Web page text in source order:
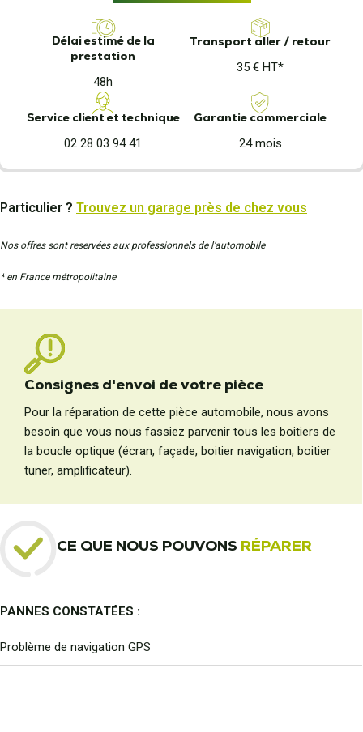
Délai estimé de la
prestation
48h
Transport aller / retour
35 € HT*
Service client et technique
02 28 03 94 41
Garantie commerciale
24 mois
Particulier ? Trouvez un garage près de chez vous
Nos offres sont reservées aux professionnels de l’automobile
* en France métropolitaine
Consignes d'envoi de votre pièce
Pour la réparation de cette pièce automobile, nous avons
besoin que vous nous fassiez parvenir tous les boitiers de
la boucle optique (écran, façade, boitier navigation, boitier
tuner, amplificateur).
CE QUE NOUS POUVONS RÉPARER
PANNES CONSTATÉES :
Problème de navigation GPS